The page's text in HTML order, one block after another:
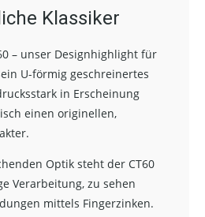
Klassiker
– unser Designhighlight für
U-förmig geschreinertes
in Erscheinung
einen originellen,
Optik steht der CT60
Verarbeitung, zu sehen
mittels Fingerzinken.